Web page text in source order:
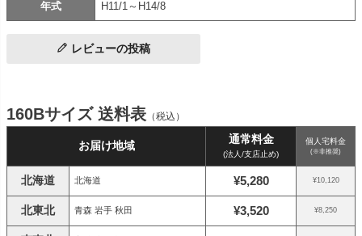
年式 H11/1～H14/8
レビューの投稿
160Bサイズ 送料表 （税込）
お届け地域 通常料金
(法人/支店止め)
個人宅料金
(※非推奨)
北海道 北海道 ¥5,280 ¥10,120
北東北 青森 岩手 秋田 ¥3,520 ¥8,250